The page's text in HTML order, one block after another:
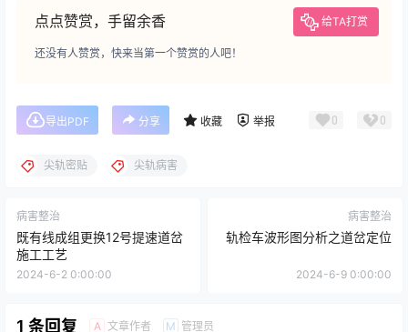
点点赞赏，手留余香 给TA打赏
还没有人赞赏，快来当第一个赞赏的人吧！
导出PDF 分享 收藏 举报 0 0
尖轨密贴 尖轨病害
病害整治
既有线成组更换12号提速道岔
施工工艺
2024-6-2 0:00:00
病害整治
轨检车波形图分析之道岔定位
2024-6-9 0:00:00
1 条回复 A 文章作者 M 管理员